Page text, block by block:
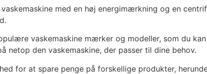
med en høj energimærkning og en
vaskemaskine mærker og modeller, som du
netop den vaskemaskine, der passer til dine behov.
for at spare penge på forskellige produkter,